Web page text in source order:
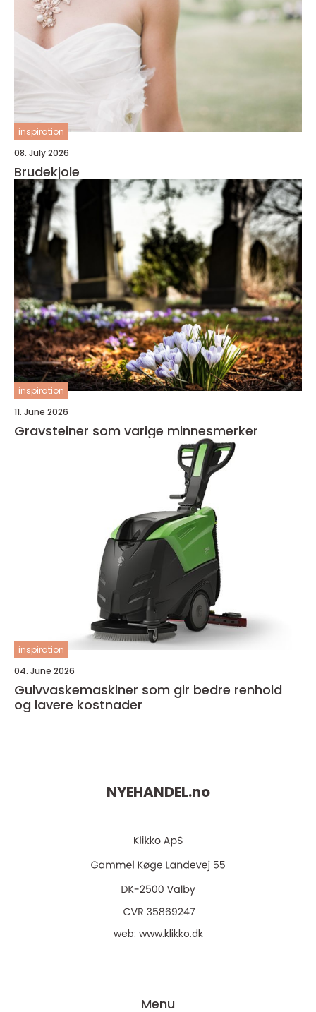
inspiration
08. July 2026
Brudekjole
inspiration
11. June 2026
Gravsteiner som varige minnesmerker
inspiration
04. June 2026
Gulvvaskemaskiner som gir bedre renhold
og lavere kostnader
NYEHANDEL.no
web: www.klikko.dk
Menu